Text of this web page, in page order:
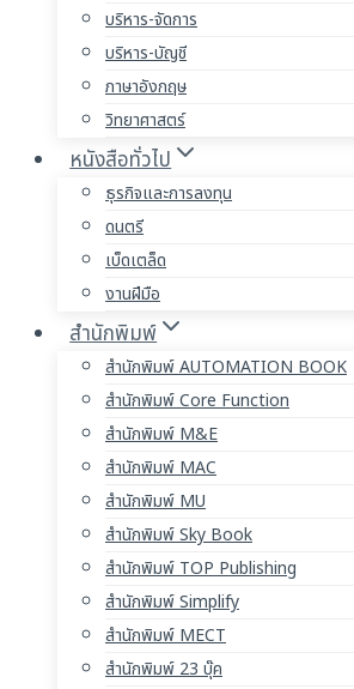
บริหาร-จัดการ
บริหาร-บัญชี
ภาษาอังกฤษ
วิทยาศาสตร์
หนังสือทั่วไป
ธุรกิจและการลงทุน
ดนตรี
เบ็ดเตล็ด
งานฝีมือ
สำนักพิมพ์
สำนักพิมพ์ AUTOMATION BOOK
สำนักพิมพ์ Core Function
สำนักพิมพ์ M&E
สำนักพิมพ์ MAC
สำนักพิมพ์ MU
สำนักพิมพ์ Sky Book
สำนักพิมพ์ TOP Publishing
สำนักพิมพ์ Simplify
สำนักพิมพ์ MECT
สำนักพิมพ์ 23 บุ๊ค